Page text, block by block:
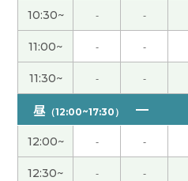
谢谢老师，在日本现在也
人应该觉得有特别的理由，
庭而且没有兄弟的话，有时
40代 )
听到老师不可思议的故事
老师，下次见。
10:30~ - -
11:00~ - -
11:30~ - -
昼 （12:00~17:30）
12:00~ - -
12:30~ - -